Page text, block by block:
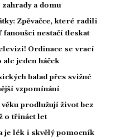
zahrady a domu
Zpěvačce, které radili
nestačí tleskat
Ordinace se vrací
ale jeden háček
balad přes svižné
vzpomínání
prodlužují život bez
o třináct let
je lék i skvělý pomocník